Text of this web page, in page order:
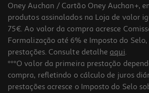
Oney Auchan / Cartão Oney Auchan+,
produtos assinalados na Loja de valor
75€. Ao valor da compra acresce
Formalização até 6% e Imposto do
prestações. Consulte detalhe aqui.
***O valor da primeira prestação
compra, refletindo o cálculo de juros
prestações acresce o Imposto do Selo